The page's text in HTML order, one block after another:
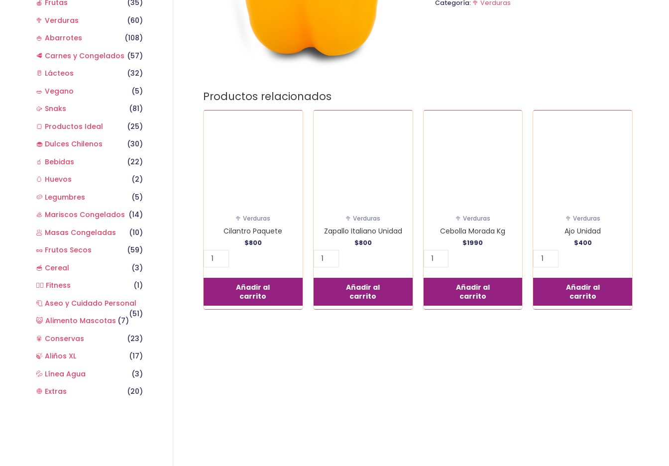
🍎 Frutas
(35)
🥦 Verduras
(60)
🍚 Abarrotes
(108)
🥩 Carnes y Congelados (57)
🥛 Lácteos
(32)
🥗 Vegano
(5)
🥠 Snaks
(81)
🍞 Productos Ideal
(25)
🧁 Dulces Chilenos
(30)
🧃 Bebidas
(22)
🥚 Huevos
(2)
🥔 Legumbres
(5)
🦪 Mariscos Congelados (14)
🥟 Masas Congeladas
(10)
🥜 Frutos Secos
(59)
🥣 Cereal
(3)
🏋️‍♂️ Fitness
(1)
🧻 Aseo y Cuidado Personal
(51)
😺 Alimento Mascotas (7)
🥫 Conservas
(23)
🍃 Aliños XL
(17)
💦 Línea Agua
(3)
🧅 Extras
(20)
Categoría: 🥦 Verduras
Productos relacionados
🥦 Verduras
Cilantro Paquete
$800
Añadir al
carrito
🥦 Verduras
Zapallo Italiano Unidad
$800
Añadir al
carrito
🥦 Verduras
Cebolla Morada Kg
$1990
Añadir al
carrito
🥦 Verduras
Ajo Unidad
$400
Añadir al
carrito